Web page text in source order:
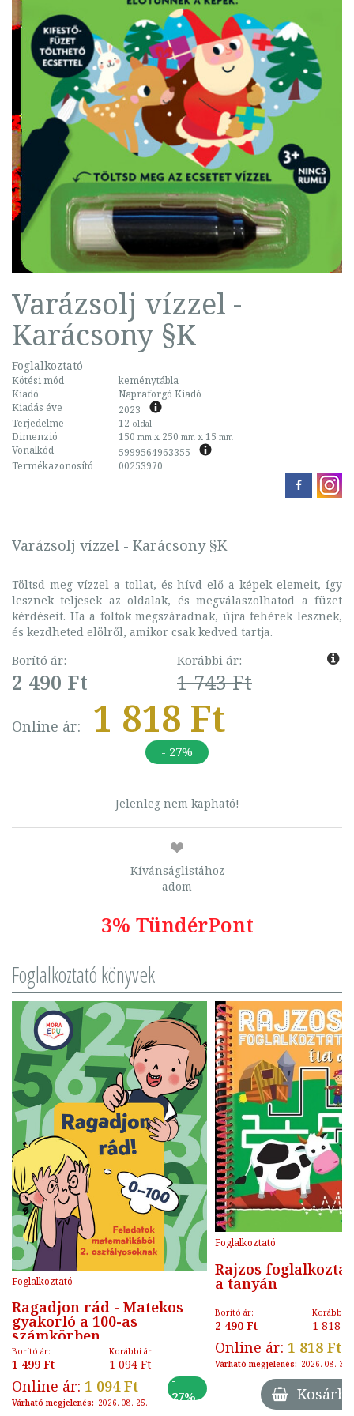
Varázsolj vízzel -
Karácsony §K
Foglalkoztató
Kötési mód
keménytábla
Kiadó
Napraforgó Kiadó
Kiadás éve
2023
Terjedelme
12 oldal
Dimenzió 150 mm x 250 mm x 15 mm
Vonalkód
5999564963355
Termékazonosító
00253970
Varázsolj vízzel - Karácsony §K
Töltsd meg vízzel a tollat, és hívd elő a képek elemeit, így
lesznek teljesek az oldalak, és megválaszolhatod a füzet
kérdéseit. Ha a foltok megszáradnak, újra fehérek lesznek,
és kezdheted elölről, amikor csak kedved tartja.
Borító ár:
2 490 Ft
Korábbi ár:
1 743 Ft
Online ár: 1 818 Ft
- 27%
Jelenleg nem kapható!
Kívánságlistához
adom
3% TündérPont
Foglalkoztató könyvek
Foglalkoztató
Ragadjon rád - Matekos
gyakorló a 100-as
számkörben
Borító ár:
1 499 Ft
Korábbi ár:
1 094 Ft
Online ár: 1 094 Ft
-
27%
Várható megjelenés: 2026. 08. 25.
Foglalkoztató
Rajzos
a tanyán
Borító ár:
2 490 Ft
Korábbi
1 818 Ft
Online ár: 1 818 Ft
Várható megjelenés: 2026. 08. 31.
Kosárba